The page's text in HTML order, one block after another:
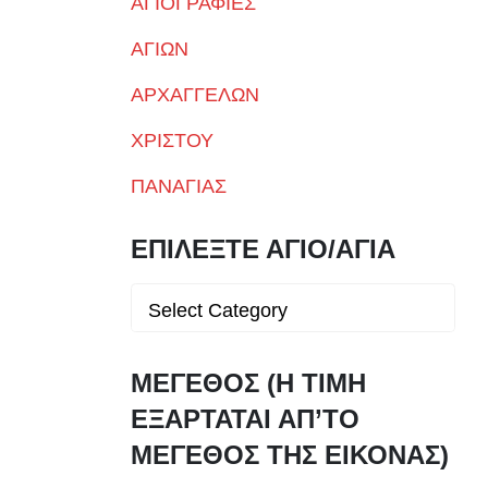
ΑΓΙΩΝ
ΑΡΧΑΓΓΕΛΩΝ
ΧΡΙΣΤΟΥ
ΠΑΝΑΓΙΑΣ
ΕΠΙΛΕΞΤΕ ΑΓΙΟ/ΑΓΙΑ
ΜΕΓΕΘΟΣ (Η ΤΙΜΗ
ΕΞΑΡΤΑΤΑΙ ΑΠ’ΤΟ
ΜΕΓΕΘΟΣ ΤΗΣ ΕΙΚΟΝΑΣ)